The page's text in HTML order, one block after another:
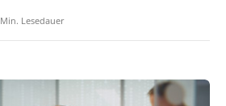
Min. Lesedauer